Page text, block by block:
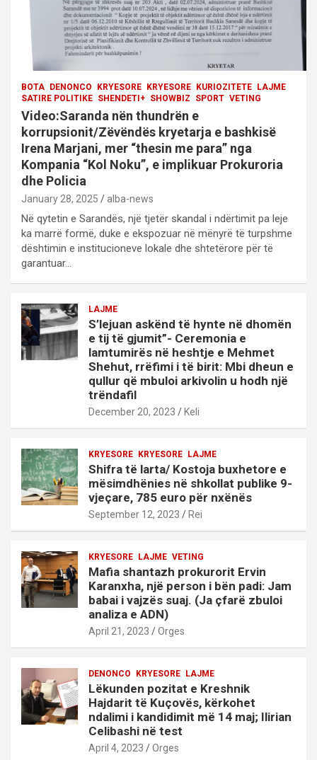
BOTA DENONCO KRYESORE KRYESORE KURIOZITETE LAJME
SATIRE POLITIKE SHENDETI+ SHOWBIZ SPORT VETING
Video:Saranda nën thundrën e
korrupsionit/Zëvëndës kryetarja e bashkisë
Irena Marjani, mer “thesin me para” nga
Kompania “Kol Noku”, e implikuar Prokuroria
dhe Policia
January 28, 2025 alba-news
Në qytetin e Sarandës, një tjetër skandal i ndërtimit pa leje
ka marrë formë, duke e ekspozuar në mënyrë të turpshme
dështimin e institucioneve lokale dhe shtetërore për të
garantuar…
LAJME
S’lejuan askënd të hynte në dhomën
e tij të gjumit”- Ceremonia e
lamtumirës në heshtje e Mehmet
Shehut, rrëfimi i të birit: Mbi dheun e
qullur që mbuloi arkivolin u hodh një
trëndafil
December 20, 2023 Keli
KRYESORE KRYESORE LAJME
Shifra të larta/ Kostoja buxhetore e
mësimdhënies në shkollat publike 9-
vjeçare, 785 euro për nxënës
September 12, 2023 Rei
KRYESORE LAJME VETING
Mafia shantazh prokurorit Ervin
Karanxha, një person i bën padi: Jam
babai i vajzës suaj. (Ja çfarë zbuloi
analiza e ADN)
April 21, 2023 Orges
DENONCO KRYESORE LAJME
Lëkunden pozitat e Kreshnik
Hajdarit të Kuçovës, kërkohet
ndalimi i kandidimit më 14 maj; Ilirian
Celibashi në test
April 4, 2023 Orges